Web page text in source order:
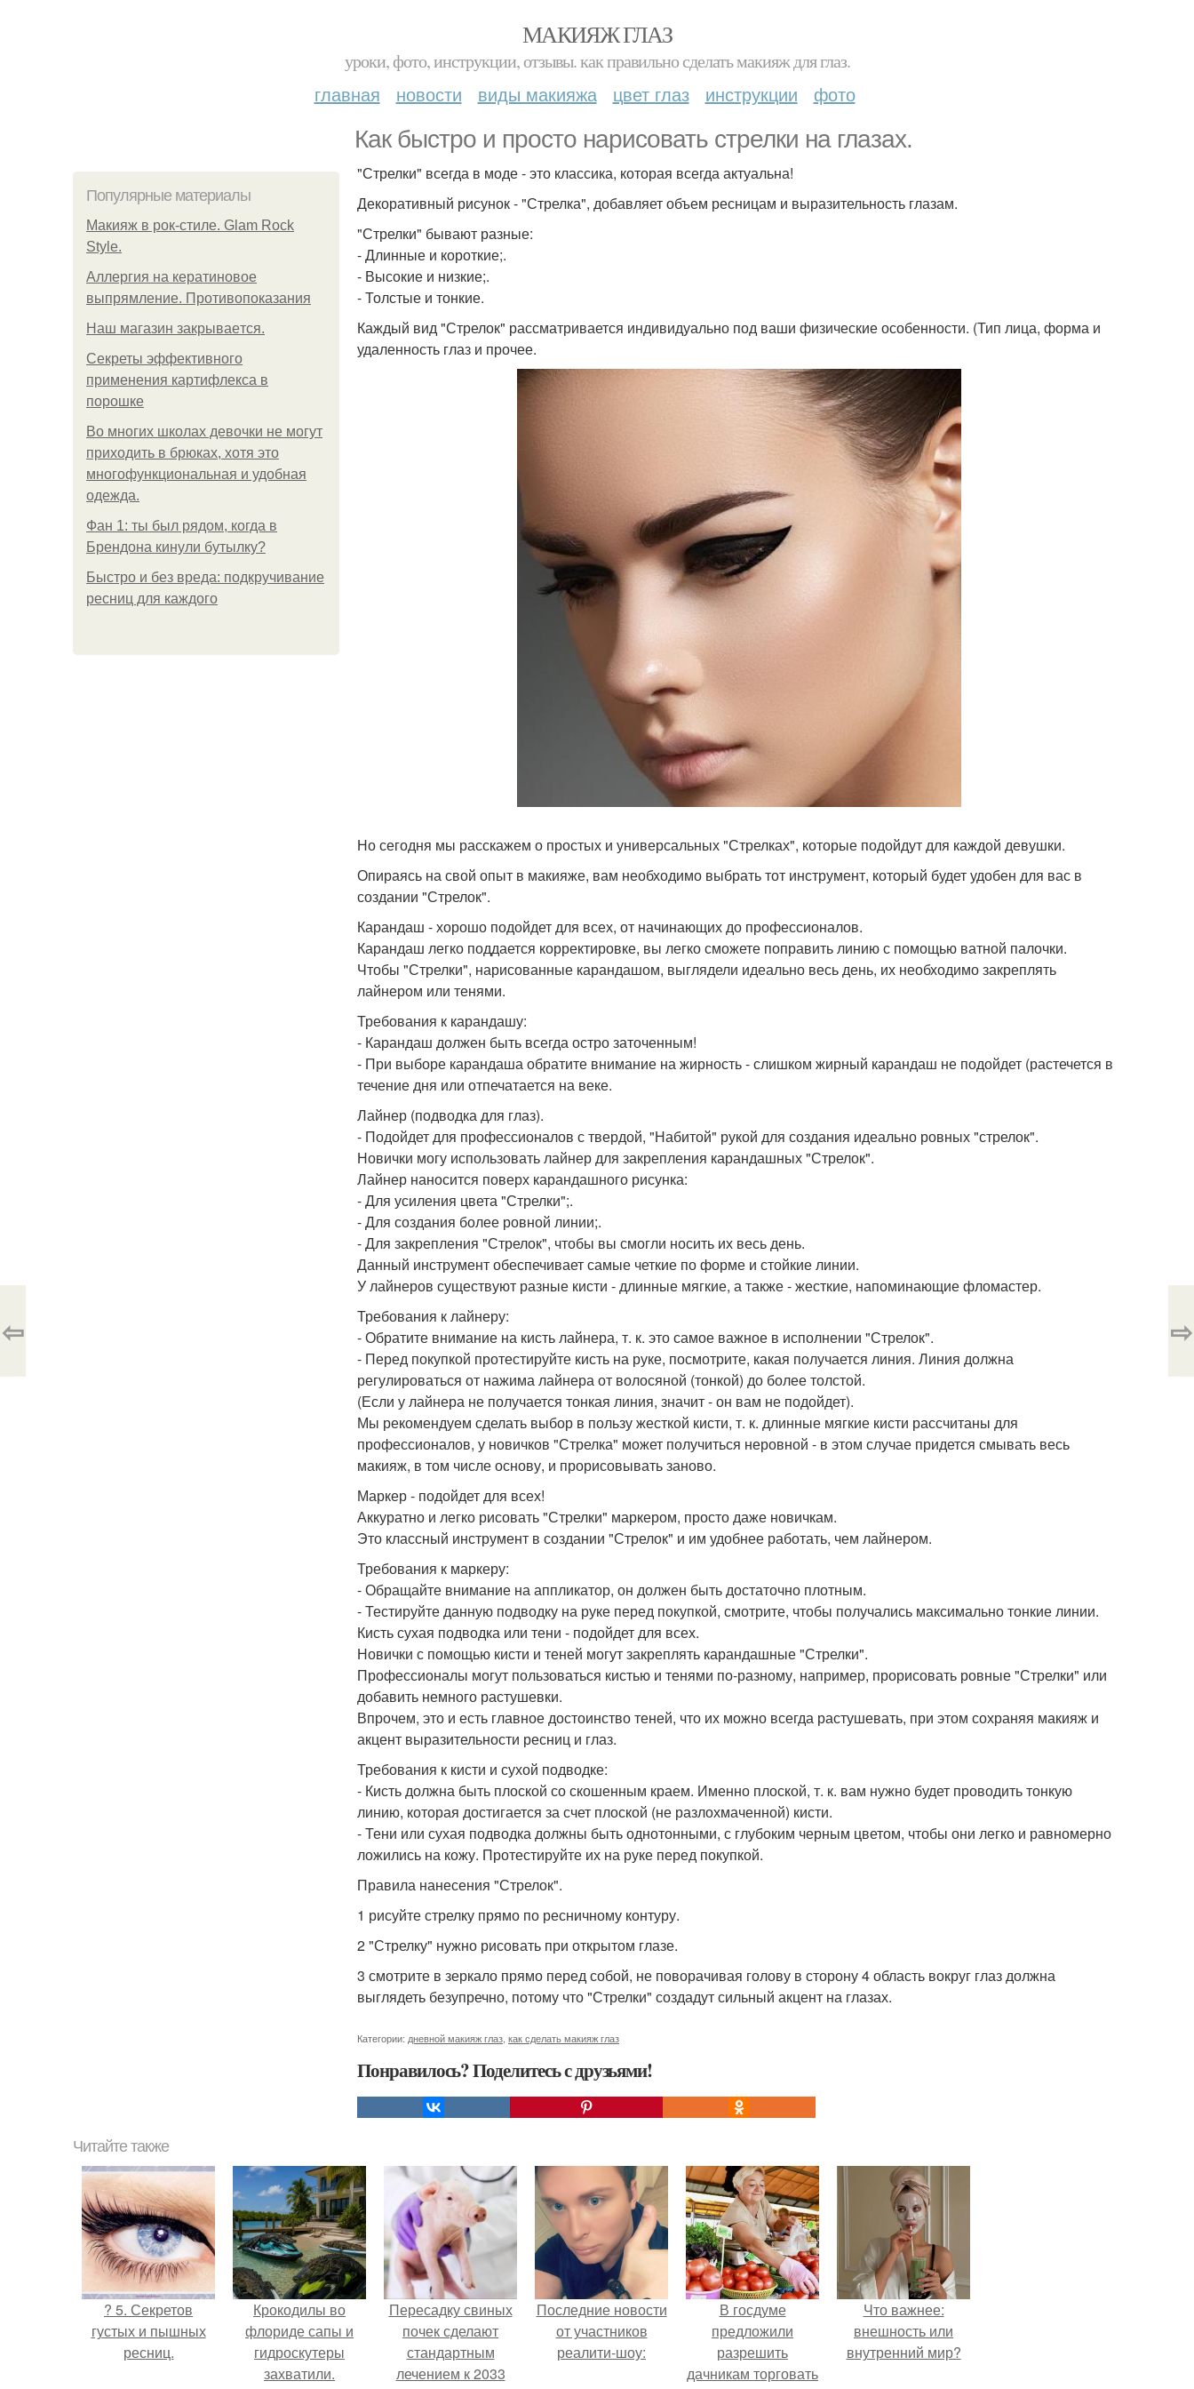
МАКИЯЖ ГЛАЗ
уроки, фото, инструкции, отзывы. как правильно сделать макияж для глаз.
главная новости виды макияжа цвет глаз инструкции фото
Как быстро и просто нарисовать стрелки на глазах.
Популярные материалы
Макияж в рок-стиле. Glam Rock
Style.
Аллергия на кератиновое
выпрямление. Противопоказания
Нaш магaзин зaкрывaeтся.
Секреты эффективного
применения картифлекса в
порошке
Во многих школах девочки не могут
приходить в брюках, хотя это
многофункциональная и удобная
одежда.
Фан 1: ты был рядом, когда в
Брендона кинули бутылку?
Быстро и без вреда: подкручивание
ресниц для каждого
"Стрелки" всегда в моде - это классика, которая всегда актуальна!
Декоративный рисунок - "Стрелка", добавляет объем ресницам и выразительность глазам.
"Стрелки" бывают разные:
- Длинные и короткие;.
- Высокие и низкие;.
- Толстые и тонкие.
Каждый вид "Стрелок" рассматривается индивидуально под ваши физические особенности. (Тип лица, форма и
удаленность глаз и прочее.
Но сегодня мы расскажем о простых и универсальных "Стрелках", которые подойдут для каждой девушки.
Опираясь на свой опыт в макияже, вам необходимо выбрать тот инструмент, который будет удобен для вас в
создании "Стрелок".
Карандаш - хорошо подойдет для всех, от начинающих до профессионалов.
Карандаш легко поддается корректировке, вы легко сможете поправить линию с помощью ватной палочки.
Чтобы "Стрелки", нарисованные карандашом, выглядели идеально весь день, их необходимо закреплять
лайнером или тенями.
Требования к карандашу:
- Карандаш должен быть всегда остро заточенным!
- При выборе карандаша обратите внимание на жирность - слишком жирный карандаш не подойдет (растечется в
течение дня или отпечатается на веке.
Лайнер (подводка для глаз).
- Подойдет для профессионалов с твердой, "Набитой" рукой для создания идеально ровных "стрелок".
Новички могу использовать лайнер для закрепления карандашных "Стрелок".
Лайнер наносится поверх карандашного рисунка:
- Для усиления цвета "Стрелки";.
- Для создания более ровной линии;.
- Для закрепления "Стрелок", чтобы вы смогли носить их весь день.
Данный инструмент обеспечивает самые четкие по форме и стойкие линии.
У лайнеров существуют разные кисти - длинные мягкие, а также - жесткие, напоминающие фломастер.
Требования к лайнеру:
- Обратите внимание на кисть лайнера, т. к. это самое важное в исполнении "Стрелок".
- Перед покупкой протестируйте кисть на руке, посмотрите, какая получается линия. Линия должна
регулироваться от нажима лайнера от волосяной (тонкой) до более толстой.
(Если у лайнера не получается тонкая линия, значит - он вам не подойдет).
Мы рекомендуем сделать выбор в пользу жесткой кисти, т. к. длинные мягкие кисти рассчитаны для
профессионалов, у новичков "Стрелка" может получиться неровной - в этом случае придется смывать весь
макияж, в том числе основу, и прорисовывать заново.
Маркер - подойдет для всех!
Аккуратно и легко рисовать "Стрелки" маркером, просто даже новичкам.
Это классный инструмент в создании "Стрелок" и им удобнее работать, чем лайнером.
Требования к маркеру:
- Обращайте внимание на аппликатор, он должен быть достаточно плотным.
- Тестируйте данную подводку на руке перед покупкой, смотрите, чтобы получались максимально тонкие линии.
Кисть сухая подводка или тени - подойдет для всех.
Новички с помощью кисти и теней могут закреплять карандашные "Стрелки".
Профессионалы могут пользоваться кистью и тенями по-разному, например, прорисовать ровные "Стрелки" или
добавить немного растушевки.
Впрочем, это и есть главное достоинство теней, что их можно всегда растушевать, при этом сохраняя макияж и
акцент выразительности ресниц и глаз.
Требования к кисти и сухой подводке:
- Кисть должна быть плоской со скошенным краем. Именно плоской, т. к. вам нужно будет проводить тонкую
линию, которая достигается за счет плоской (не разлохмаченной) кисти.
- Тени или сухая подводка должны быть однотонными, с глубоким черным цветом, чтобы они легко и равномерно
ложились на кожу. Протестируйте их на руке перед покупкой.
Правила нанесения "Стрелок".
1 рисуйте стрелку прямо по ресничному контуру.
2 "Стрелку" нужно рисовать при открытом глазе.
3 смотрите в зеркало прямо перед собой, не поворачивая голову в сторону 4 область вокруг глаз должна
выглядеть безупречно, потому что "Стрелки" создадут сильный акцент на глазах.
Категории: дневной макияж глаз как сделать макияж глаз
Понравилось? Поделитесь с друзьями!
⇦ ⇨
Читайте также
? 5. Секретов
густых и пышных
ресниц.
Крокодилы во
флориде сапы и
гидроскутеры
захватили.
Пересадку свиных
почек сделают
стандартным
лечением к 2033
Последние новости
от участников
реалити-шоу:
В госдуме
предложили
разрешить
дачникам торговать
Что важнее:
внешность или
внутренний мир?